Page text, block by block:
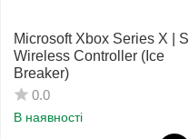
Microsoft Xbox Series X | S
Wireless Controller (Ice
Breaker)
0.0
В наявності